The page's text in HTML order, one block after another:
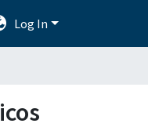
Log In